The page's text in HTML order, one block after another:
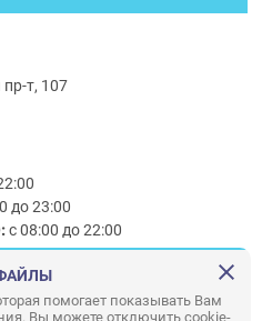
пр-т, 107
до 23:00
:с 08:00 до 22:00
помогает показывать Вам
Вы можете отключить cookie-